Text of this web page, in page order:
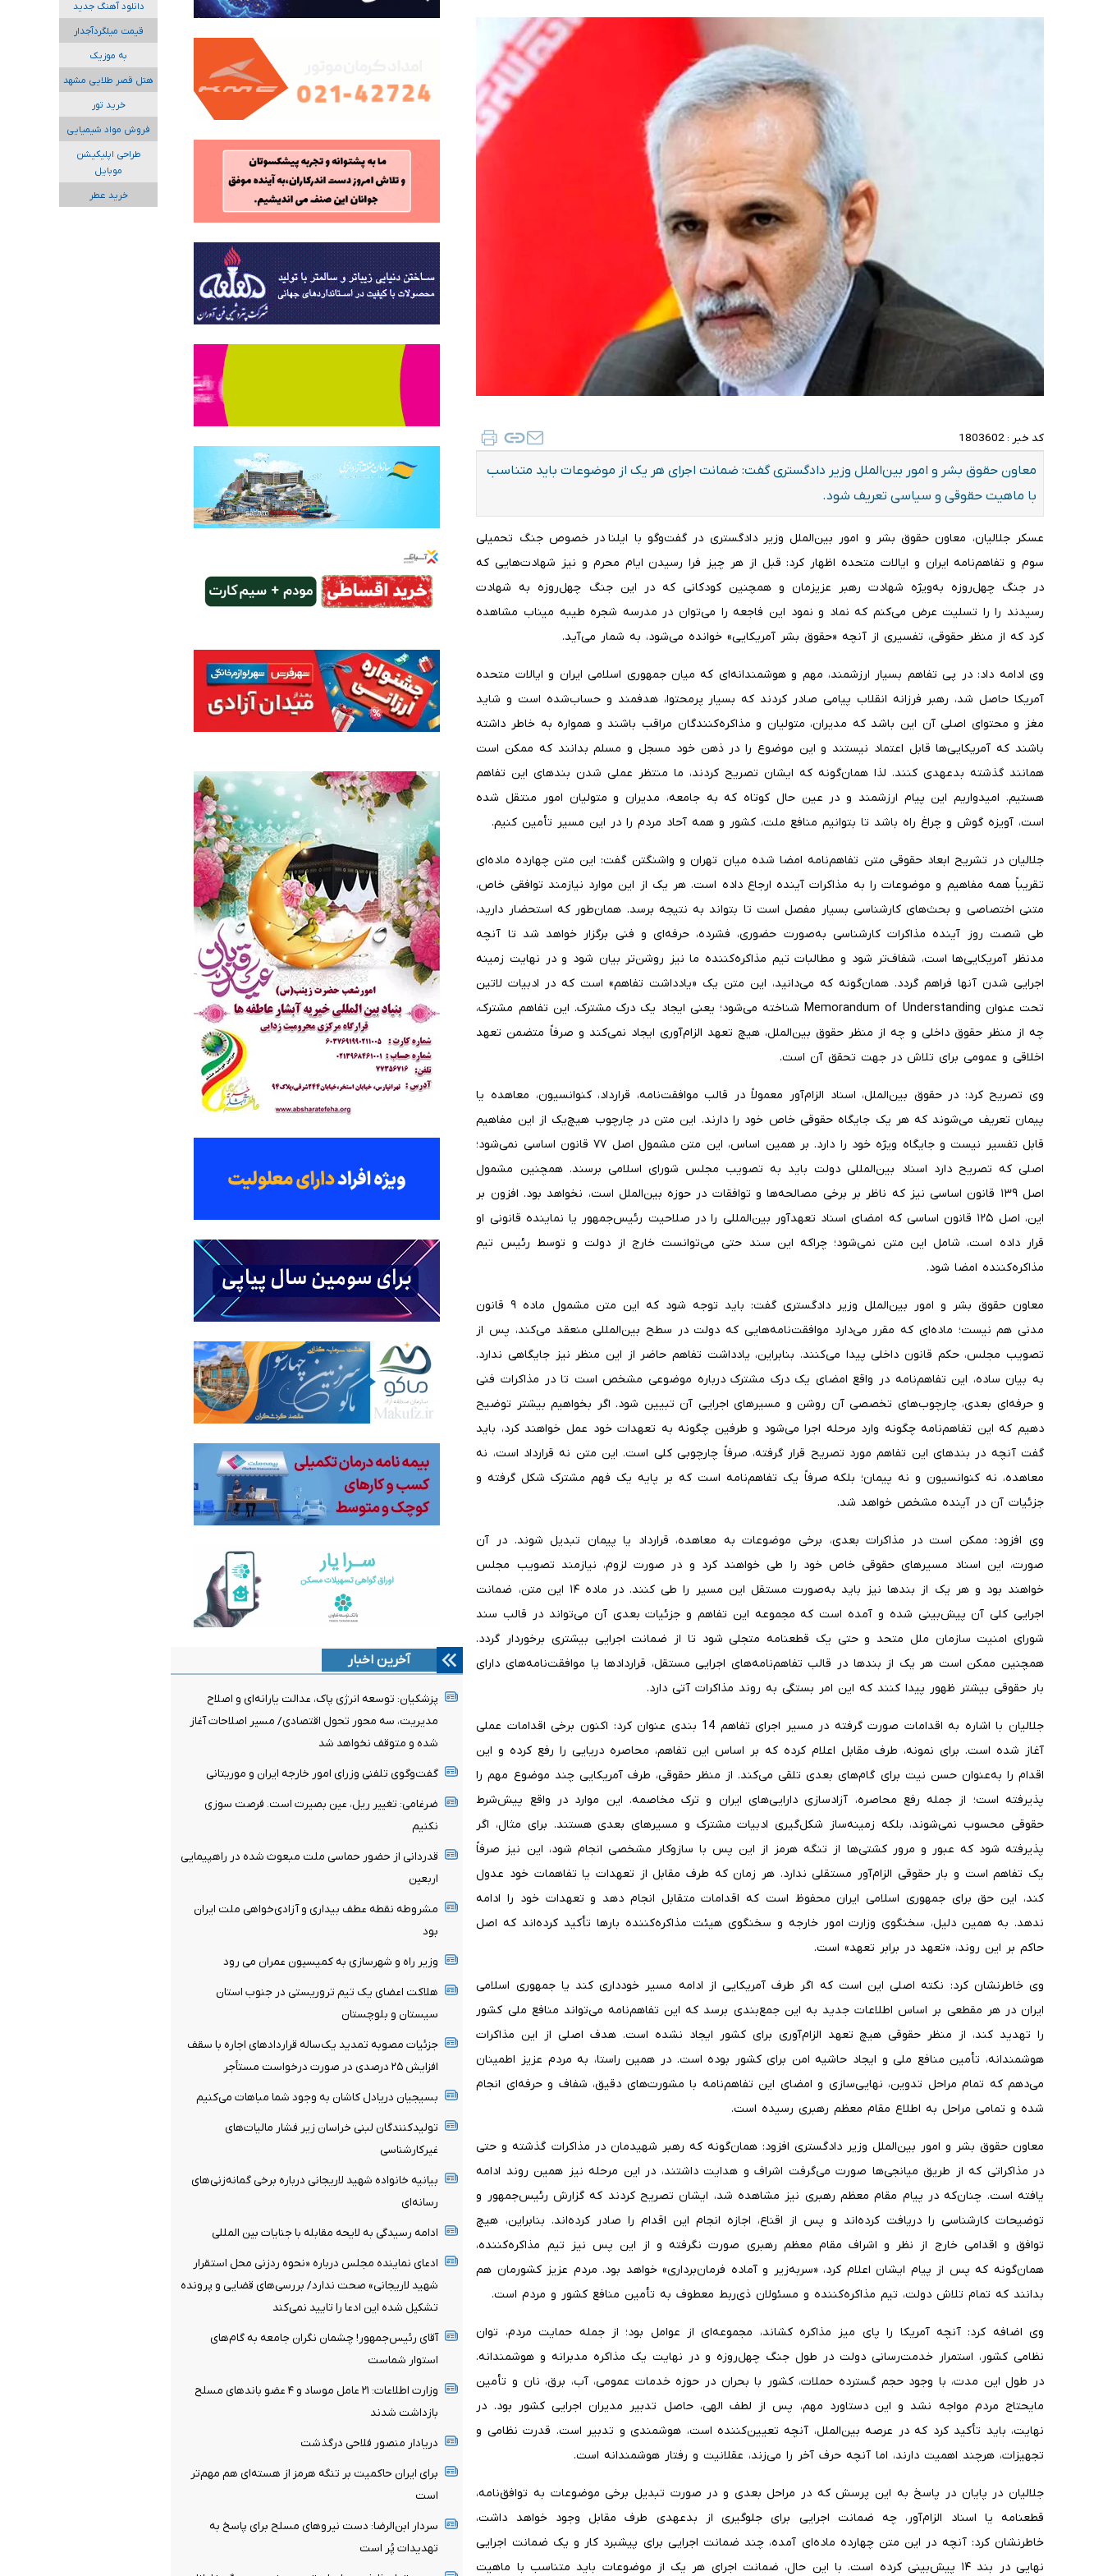
کد خبر : 1803602
معاون حقوق بشر و امور بین‌الملل وزیر دادگستری گفت: ضمانت اجرای هر یک از موضوعات باید متناسب
با ماهیت حقوقی و سیاسی تعریف شود.
عسکر جلالیان، معاون حقوق بشر و امور بین‌الملل وزیر دادگستری در گفت‌وگو با ایلنا در خصوص جنگ تحمیلی
سوم و تفاهم‌‌نامه ایران و ایالات متحده اظهار کرد: قبل از هر چیز فرا رسیدن ایام محرم و نیز شهادت‌هایی که
در جنگ چهل‌روزه به‌ویژه شهادت رهبر عزیزمان و همچنین کودکانی که در این جنگ چهل‌روزه به شهادت
رسیدند را را تسلیت عرض می‌کنم که نماد و نمود این فاجعه را می‌توان در مدرسه شجره طیبه میناب مشاهده
کرد که از منظر حقوقی، تفسیری از آنچه «حقوق بشر آمریکایی» خوانده می‌شود، به شمار می‌آید.
وی ادامه داد: در پی تفاهم بسیار ارزشمند، مهم و هوشمندانه‌ای که میان جمهوری اسلامی ایران و ایالات متحده
آمریکا حاصل شد، رهبر فرزانه انقلاب پیامی صادر کردند که بسیار پرمحتوا، هدفمند و حساب‌شده است و شاید
مغز و محتوای اصلی آن این باشد که مدیران، متولیان و مذاکره‌کنندگان مراقب باشند و همواره به خاطر داشته
باشند که آمریکایی‌ها قابل اعتماد نیستند و این موضوع را در ذهن خود مسجل و مسلم بدانند که ممکن است
همانند گذشته بدعهدی کنند. لذا همان‌گونه که ایشان تصریح کردند، ما منتظر عملی شدن بندهای این تفاهم
هستیم. امیدواریم این پیام ارزشمند و در عین حال کوتاه که به جامعه، مدیران و متولیان امور منتقل شده
است، آویزه گوش و چراغ راه باشد تا بتوانیم منافع ملت، کشور و همه آحاد مردم را در این مسیر تأمین کنیم.
جلالیان در تشریح ابعاد حقوقی متن تفاهم‌نامه امضا شده میان تهران و واشنگتن گفت: این متن چهارده ماده‌ای
تقریباً همه مفاهیم و موضوعات را به مذاکرات آینده ارجاع داده است. هر یک از این موارد نیازمند توافقی خاص،
متنی اختصاصی و بحث‌های کارشناسی بسیار مفصل است تا بتواند به نتیجه برسد. همان‌طور که استحضار دارید،
طی شصت روز آینده مذاکرات کارشناسی به‌صورت حضوری، فشرده، حرفه‌ای و فنی برگزار خواهد شد تا آنچه
مدنظر آمریکایی‌ها است، شفاف‌تر شود و مطالبات تیم مذاکره‌کننده ما نیز روشن‌تر بیان شود و در نهایت زمینه
اجرایی شدن آنها فراهم گردد. همان‌گونه که می‌دانید، این متن یک «یادداشت تفاهم» است که در ادبیات لاتین
تحت عنوان Memorandum of Understanding شناخته می‌شود؛ یعنی ایجاد یک درک مشترک. این تفاهم مشترک،
چه از منظر حقوق داخلی و چه از منظر حقوق بین‌الملل، هیچ تعهد الزام‌آوری ایجاد نمی‌کند و صرفاً متضمن تعهد
اخلاقی و عمومی برای تلاش در جهت تحقق آن است.
وی تصریح کرد: در حقوق بین‌الملل، اسناد الزام‌آور معمولاً در قالب موافقت‌نامه، قرارداد، کنوانسیون، معاهده یا
پیمان تعریف می‌شوند که هر یک جایگاه حقوقی خاص خود را دارند. این متن در چارچوب هیچ‌یک از این مفاهیم
قابل تفسیر نیست و جایگاه ویژه خود را دارد. بر همین اساس، این متن مشمول اصل ۷۷ قانون اساسی نمی‌شود؛
اصلی که تصریح دارد اسناد بین‌المللی دولت باید به تصویب مجلس شورای اسلامی برسند. همچنین مشمول
اصل ۱۳۹ قانون اساسی نیز که ناظر بر برخی مصالحه‌ها و توافقات در حوزه بین‌الملل است، نخواهد بود. افزون بر
این، اصل ۱۲۵ قانون اساسی که امضای اسناد تعهدآور بین‌المللی را در صلاحیت رئیس‌جمهور یا نماینده قانونی او
قرار داده است، شامل این متن نمی‌شود؛ چراکه این سند حتی می‌توانست خارج از دولت و توسط رئیس تیم
مذاکره‌کننده امضا شود.
معاون حقوق بشر و امور بین‌الملل وزیر دادگستری گفت: باید توجه شود که این متن مشمول ماده ۹ قانون
مدنی هم نیست؛ ماده‌ای که مقرر می‌دارد موافقت‌نامه‌هایی که دولت در سطح بین‌المللی منعقد می‌کند، پس از
تصویب مجلس، حکم قانون داخلی پیدا می‌کنند. بنابراین، یادداشت تفاهم حاضر از این منظر نیز جایگاهی ندارد.
به بیان ساده، این تفاهم‌نامه در واقع امضای یک درک مشترک درباره موضوعی مشخص است تا در مذاکرات فنی
و حرفه‌ای بعدی، چارچوب‌های تخصصی آن روشن و مسیرهای اجرایی آن تبیین شود. اگر بخواهیم بیشتر توضیح
دهیم که این تفاهم‌نامه چگونه وارد مرحله اجرا می‌شود و طرفین چگونه به تعهدات خود عمل خواهند کرد، باید
گفت آنچه در بندهای این تفاهم مورد تصریح قرار گرفته، صرفاً چارچوبی کلی است. این متن نه قرارداد است، نه
معاهده، نه کنوانسیون و نه پیمان؛ بلکه صرفاً یک تفاهم‌نامه است که بر پایه یک فهم مشترک شکل گرفته و
جزئیات آن در آینده مشخص خواهد شد.
وی افزود: ممکن است در مذاکرات بعدی، برخی موضوعات به معاهده، قرارداد یا پیمان تبدیل شوند. در آن
صورت، این اسناد مسیرهای حقوقی خاص خود را طی خواهند کرد و در صورت لزوم، نیازمند تصویب مجلس
خواهند بود و هر یک از بندها نیز باید به‌صورت مستقل این مسیر را طی کنند. در ماده ۱۴ این متن، ضمانت
اجرایی کلی آن پیش‌بینی شده و آمده است که مجموعه این تفاهم و جزئیات بعدی آن می‌تواند در قالب سند
شورای امنیت سازمان ملل متحد و حتی یک قطعنامه متجلی شود تا از ضمانت اجرایی بیشتری برخوردار گردد.
همچنین ممکن است هر یک از بندها در قالب تفاهم‌نامه‌های اجرایی مستقل، قراردادها یا موافقت‌نامه‌های دارای
بار حقوقی بیشتر ظهور پیدا کنند که این امر بستگی به روند مذاکرات آتی دارد.
جلالیان با اشاره به اقدامات صورت گرفته در مسیر اجرای تفاهم 14 بندی عنوان کرد: اکنون برخی اقدامات عملی
آغاز شده است. برای نمونه، طرف مقابل اعلام کرده که بر اساس این تفاهم، محاصره دریایی را رفع کرده و این
اقدام را به‌عنوان حسن نیت برای گام‌های بعدی تلقی می‌کند. از منظر حقوقی، طرف آمریکایی چند موضوع مهم را
پذیرفته است؛ از جمله رفع محاصره، آزادسازی دارایی‌های ایران و ترک مخاصمه. این موارد در واقع پیش‌شرط
حقوقی محسوب نمی‌شوند، بلکه زمینه‌ساز شکل‌گیری ادبیات مشترک و مسیرهای بعدی هستند. برای مثال، اگر
پذیرفته شود که عبور و مرور کشتی‌ها از تنگه هرمز از این پس با سازوکار مشخصی انجام شود، این نیز صرفاً
یک تفاهم است و بار حقوقی الزام‌آور مستقلی ندارد. هر زمان که طرف مقابل از تعهدات یا تفاهمات خود عدول
کند، این حق برای جمهوری اسلامی ایران محفوظ است که اقدامات متقابل انجام دهد و تعهدات خود را ادامه
ندهد. به همین دلیل، سخنگوی وزارت امور خارجه و سخنگوی هیئت مذاکره‌کننده بارها تأکید کرده‌اند که اصل
حاکم بر این روند، «تعهد در برابر تعهد» است.
وی خاطرنشان کرد: نکته اصلی این است که اگر طرف آمریکایی از ادامه مسیر خودداری کند یا جمهوری اسلامی
ایران در هر مقطعی بر اساس اطلاعات جدید به این جمع‌بندی برسد که این تفاهم‌نامه می‌تواند منافع ملی کشور
را تهدید کند، از منظر حقوقی هیچ تعهد الزام‌آوری برای کشور ایجاد نشده است. هدف اصلی از این مذاکرات
هوشمندانه، تأمین منافع ملی و ایجاد حاشیه امن برای کشور بوده است. در همین راستا، به مردم عزیز اطمینان
می‌دهم که تمام مراحل تدوین، نهایی‌سازی و امضای این تفاهم‌نامه با مشورت‌های دقیق، شفاف و حرفه‌ای انجام
شده و تمامی مراحل به اطلاع مقام معظم رهبری رسیده است.
معاون حقوق بشر و امور بین‌الملل وزیر دادگستری افزود: همان‌گونه که رهبر شهیدمان در مذاکرات گذشته و حتی
در مذاکراتی که از طریق میانجی‌ها صورت می‌گرفت اشراف و هدایت داشتند، در این مرحله نیز همین روند ادامه
یافته است. چنان‌که در پیام مقام معظم رهبری نیز مشاهده شد، ایشان تصریح کردند که گزارش رئیس‌جمهور و
توضیحات کارشناسی را دریافت کرده‌اند و پس از اقناع، اجازه انجام این اقدام را صادر کرده‌اند. بنابراین، هیچ
توافق و اقدامی خارج از نظر و اشراف مقام معظم رهبری صورت نگرفته و از این پس نیز تیم مذاکره‌کننده،
همان‌گونه که پس از پیام ایشان اعلام کرد، «سربه‌زیر و آماده فرمان‌برداری» خواهد بود. مردم عزیز کشورمان هم
بدانند که تمام تلاش دولت، تیم مذاکره‌کننده و مسئولان ذی‌ربط معطوف به تأمین منافع کشور و مردم است.
وی اضافه کرد: آنچه آمریکا را پای میز مذاکره کشاند، مجموعه‌ای از عوامل بود؛ از جمله حمایت مردم، توان
نظامی کشور، استمرار خدمت‌رسانی دولت در طول جنگ چهل‌روزه و در نهایت یک مذاکره مدبرانه و هوشمندانه.
در طول این مدت، با وجود حجم گسترده حملات، کشور با بحران در حوزه خدمات عمومی، آب، برق، نان و تأمین
مایحتاج مردم مواجه نشد و این دستاورد مهم، پس از لطف الهی، حاصل تدبیر مدیران اجرایی کشور بود. در
نهایت، باید تأکید کرد که در عرصه بین‌الملل، آنچه تعیین‌کننده است، هوشمندی و تدبیر است. قدرت نظامی و
تجهیزات، هرچند اهمیت دارند، اما آنچه حرف آخر را می‌زند، عقلانیت و رفتار هوشمندانه است.
جلالیان در پایان در پاسخ به این پرسش که در مراحل بعدی و در صورت تبدیل برخی موضوعات به توافق‌نامه،
قطعنامه یا اسناد الزام‌آور، چه ضمانت اجرایی برای جلوگیری از بدعهدی طرف مقابل وجود خواهد داشت،
خاطرنشان کرد: آنچه در این متن چهارده ماده‌ای آمده، چند ضمانت اجرایی برای پیشبرد کار و یک ضمانت اجرایی
نهایی در بند ۱۴ پیش‌بینی کرده است. با این حال، ضمانت اجرای هر یک از موضوعات باید متناسب با ماهیت
آخرین اخبار
پزشکیان: توسعه انرژی پاک، عدالت یارانه‌ای و اصلاح
مدیریت، سه محور تحول اقتصادی/ مسیر اصلاحات آغاز
شده و متوقف نخواهد شد
گفت‌وگوی تلفنی وزرای امور خارجه ایران و موریتانی
ضرغامی: تغییر ریل، عین بصیرت است. فرصت سوزی
نکنیم
قدردانی از حضور حماسی ملت مبعوث شده در راهپیمایی
اربعین
مشروطه نقطه عطف بیداری و آزادی‌خواهی ملت ایران
بود
وزیر راه و شهرسازی به کمیسیون عمران می رود
هلاکت اعضای یک تیم تروریستی در جنوب استان
سیستان و بلوچستان
جزئیات مصوبه تمدید یک‌ساله قرارداد‌های اجاره با سقف
افزایش ۲۵ درصدی در صورت درخواست مستأجر
بسیجیان‌ دریادل‌ کاشان به‌ وجود شما مباهات می‌کنیم
تولیدکنندگان لبنی خراسان زیر فشار مالیات‌های
غیرکارشناسی
بیانیه خانواده شهید لاریجانی درباره برخی گمانه‌زنی‌های
رسانه‌ای
ادامه رسیدگی به لایحه مقابله با جنایات بین المللی
ادعای نماینده مجلس درباره «نحوه ردزنی محل استقرار
شهید لاریجانی» صحت ندارد/ بررسی‌های قضایی و پرونده
تشکیل شده این ادعا را تایید نمی‌کند
آقای رئیس‌جمهور! چشمان نگران جامعه به گام‌های
استوار شماست
وزارت اطلاعات: ۲۱ عامل موساد و ۴ عضو باندهای مسلح
بازداشت شدند
دریادار منصور فلاحی درگذشت
برای ایران حاکمیت بر تنگه هرمز از هسته‌ای هم مهم‌تر
است
سردار ابن‌الرضا: دست نیروهای مسلح برای پاسخ به
تهدیدات پُر است
دانلود آهنگ جدید
قیمت میلگردآجدار
به موزیک
هتل قصر طلایی مشهد
خرید تور
فروش مواد شیمیایی
طراحی اپلیکیشن
موبایل
خرید عطر